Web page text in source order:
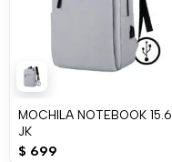
MOCHILA NOTEBOOK 15.6
JK
$ 699